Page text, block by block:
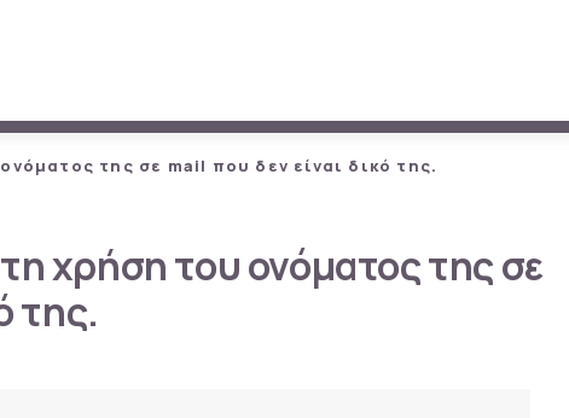
της σε mail που δεν είναι δικό της.
χρήση του ονόματος της σε
της.